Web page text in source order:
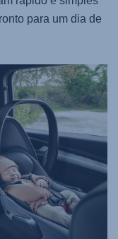
para um dia de